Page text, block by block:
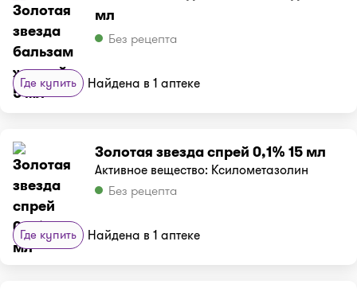
мл
Без рецепта
Где купить Найдена в 1 аптеке
Золотая звезда спрей 0,1% 15 мл
Активное вещество: Ксилометазолин
Без рецепта
Где купить Найдена в 1 аптеке